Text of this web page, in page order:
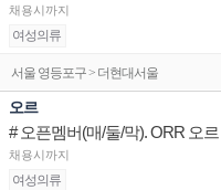
채용시까지
여성의류
서울 영등포구 > 더현대서울
오르
채용시까지
여성의류